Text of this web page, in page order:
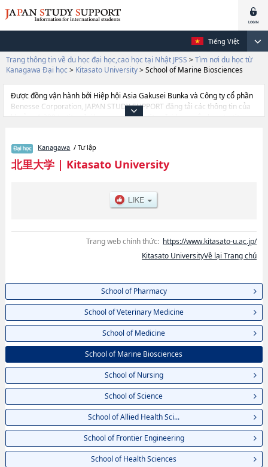
Tiếng Việt
Trang thông tin về du học đại học,cao học tại Nhật JPSS > Tìm nơi du học từ
Kanagawa Đại học > Kitasato University> School of Marine Biosciences
Được đồng vận hành bởi Hiệp hội Asia Gakusei Bunka và Công ty cổ phần
Benesse Corporation, JAPAN STUDY SUPPORT đăng tải các thông tin của
khoảng 1.300 trường đại học, cao học, trường đại học ngắn hạn, trường
cần thiết dành cho du học sinh, như là về các Ngành School of
PharmacyhoặcNgành School of Veterinary MedicinehoặcNgành School of
MedicinehoặcNgành School of Marine BioscienceshoặcNgành School of
ScienceshoặcNgành School of Frontier EngineeringhoặcNgành School of
Health Sciences, thông tin về từng ngành học, thông tin liên quan đến thi
Kanagawa / Tư lập
北里大学| Kitasato University
Trang web chính thức: https://www.kitasato-u.ac.jp/
Kitasato UniversityVề lại Trang chủ
School of Pharmacy
School of Veterinary Medicine
School of Medicine
School of Marine Biosciences
School of Nursing
School of Science
School of Allied Health Sci...
School of Frontier Engineering
School of Health Sciences